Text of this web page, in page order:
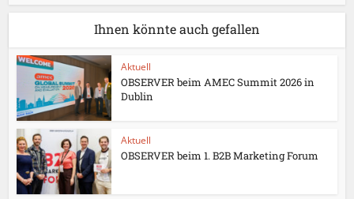
Ihnen könnte auch gefallen
Aktuell
OBSERVER beim AMEC Summit 2026 in
Dublin
Aktuell
OBSERVER beim 1. B2B Marketing Forum